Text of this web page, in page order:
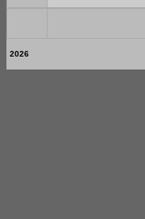
2026